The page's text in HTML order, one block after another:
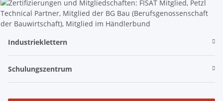
Industrieklettern
Schulungszentrum